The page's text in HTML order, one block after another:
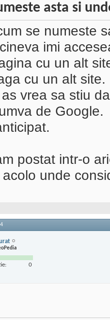
asta si
se numeste
imi
cu un alt
cu un alt site.
vrea sa stiu
de Google.
postat intr-o
unde
0